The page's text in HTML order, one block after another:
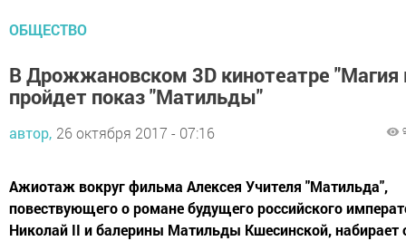
ОБЩЕСТВО
В Дрожжановском 3D кинотеатре "Магия
пройдет показ "Матильды"
автор, 26 октября 2017 - 07:16
Ажиотаж вокруг фильма Алексея Учителя "Матильда",
повествующего о романе будущего российского
Николай II и балерины Матильды Кшесинской, набирает